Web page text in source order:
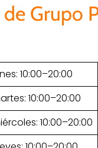
Grupo
10:00–20:00
10:00–20:00
10:00–20:00